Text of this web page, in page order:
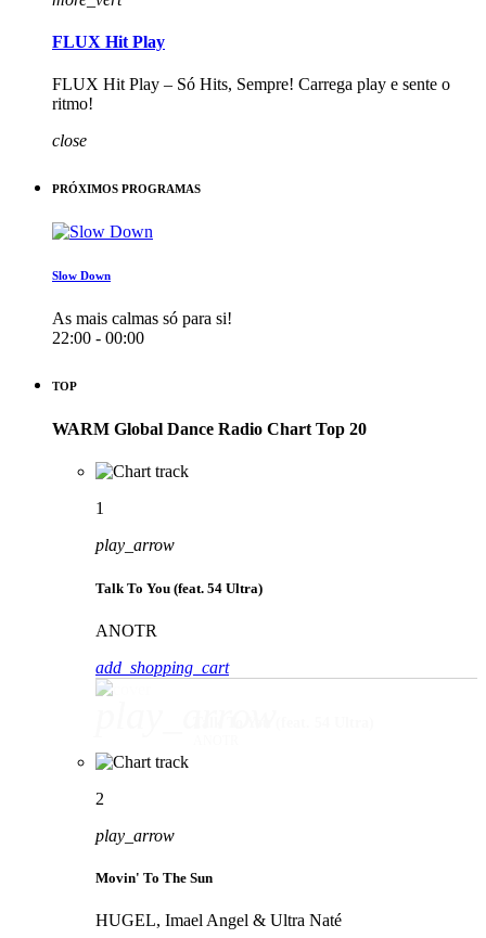
FLUX Hit Play
FLUX Hit Play – Só Hits, Sempre! Carrega play e sente o
ritmo!
close
PRÓXIMOS PROGRAMAS
Slow Down
As mais calmas só para si!
22:00 - 00:00
TOP
WARM Global Dance Radio Chart Top 20
1
play_arrow
Talk To You (feat. 54 Ultra)
ANOTR
add_shopping_cart
2
play_arrow
Movin' To The Sun
HUGEL, Imael Angel & Ultra Naté